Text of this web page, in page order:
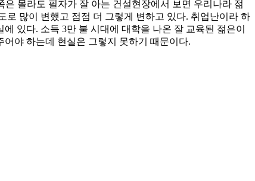
몰라도 필자가 잘 아는 건설현장에서 보면 우리나라 젊
많이 변했고 점점 더 그렇게 변하고 있다. 취업난이라 하
있다. 소득 3만 불 시대에 대학을 나온 잘 교육된 젊은이
야 하는데 현실은 그렇지 못하기 때문이다.